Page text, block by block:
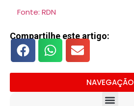
Fonte: RDN
Compartilhe este artigo:
NAVEGAÇÃO